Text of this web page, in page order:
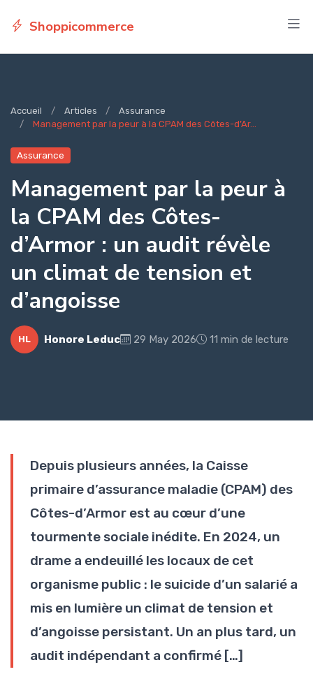
Shoppicommerce
Accueil Articles
Assurance
Management par la peur à la CPAM des Côtes-d’Ar...
Assurance
Management par la peur à
la CPAM des Côtes-
d’Armor : un audit révèle
un climat de tension et
d’angoisse
HL Honore Leduc 29 May 2026 11 min de lecture
Depuis plusieurs années, la Caisse
primaire d’assurance maladie (CPAM) des
Côtes-d’Armor est au cœur d’une
tourmente sociale inédite. En 2024, un
drame a endeuillé les locaux de cet
organisme public : le suicide d’un salarié a
mis en lumière un climat de tension et
d’angoisse persistant. Un an plus tard, un
audit indépendant a confirmé […]